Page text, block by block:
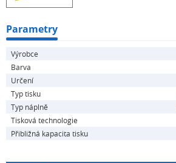
Parametry
Výrobce
Barva
Určení
Typ tisku
Typ náplně
Tisková technologie
Přibližná kapacita tisku